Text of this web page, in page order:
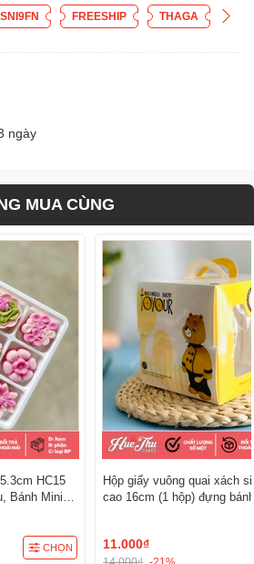
FREESHIP THAGA
ngày
MUA CÙNG
HC15
Bánh Mini,
CHỌN
Hộp giấy vuông quai xách
cao 16cm (1 hộp) đựng
11.000₫